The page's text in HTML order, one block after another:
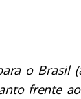
o Brasil
frente